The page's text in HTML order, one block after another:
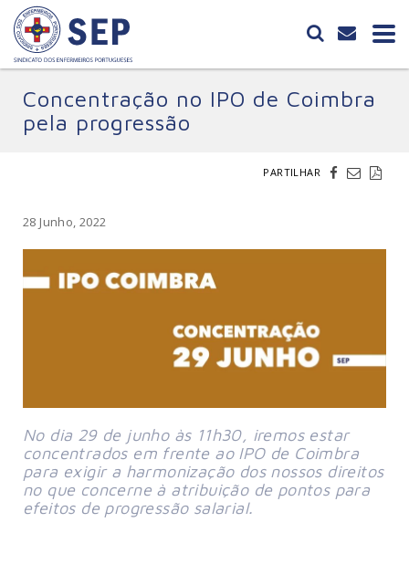
Concentração no IPO de Coimbra
pela progressão
PARTILHAR
28 Junho, 2022
No dia 29 de junho às 11h30, iremos estar
concentrados em frente ao IPO de Coimbra
para exigir a harmonização dos nossos direitos
no que concerne à atribuição de pontos para
efeitos de progressão salarial.